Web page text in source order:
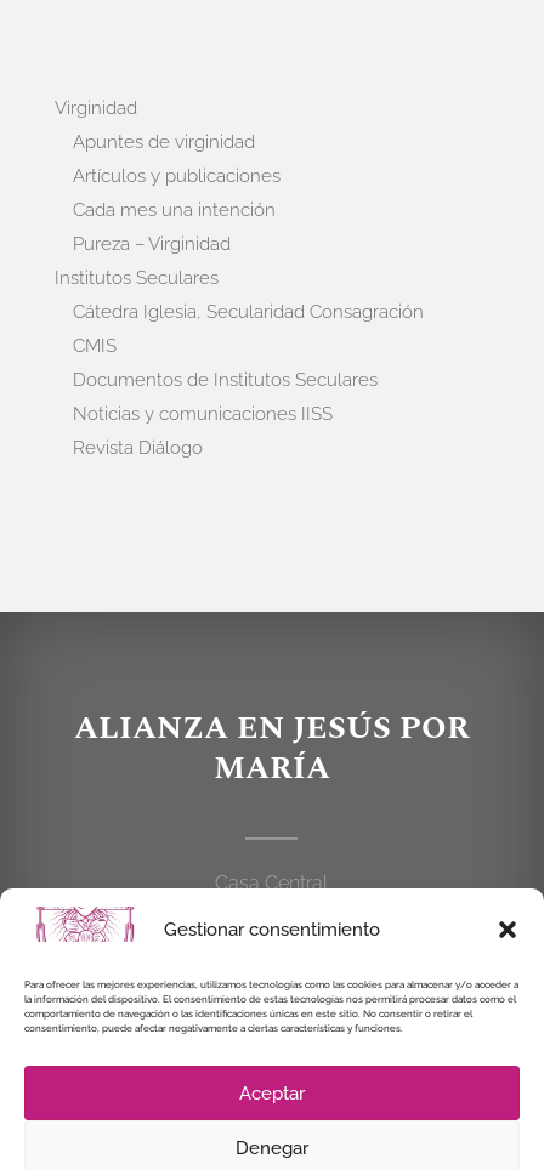
Gestionar consentimiento
Para ofrecer las mejores experiencias, utilizamos tecnologías como las cookies para almacenar y/o acceder a
la información del dispositivo. El consentimiento de estas tecnologías nos permitirá procesar datos como el
comportamiento de navegación o las identificaciones únicas en este sitio. No consentir o retirar el
consentimiento, puede afectar negativamente a ciertas características y funciones.
Aceptar
Denegar
Virginidad
Apuntes de virginidad
Artículos y publicaciones
Cada mes una intención
Pureza – Virginidad
Institutos Seculares
Cátedra Iglesia, Secularidad Consagración
CMIS
Documentos de Institutos Seculares
Noticias y comunicaciones IISS
Revista Diálogo
ALIANZA EN JESÚS POR
MARÍA
Casa Central
914 462 114
alianzaenjesuspormaria@gmail.com